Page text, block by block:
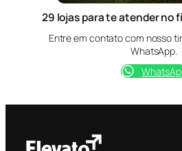
29 lojas para te atender no
Entre em contato com nosso
WhatsApp.